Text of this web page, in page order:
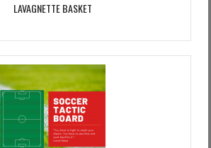
LAVAGNETTE BASKET